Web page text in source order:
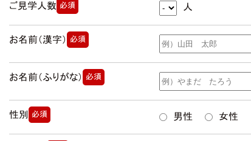
ご見学人数 必須 人
お名前（漢字） 必須
お名前（ふりがな） 必須
性別 必須 男性 女性